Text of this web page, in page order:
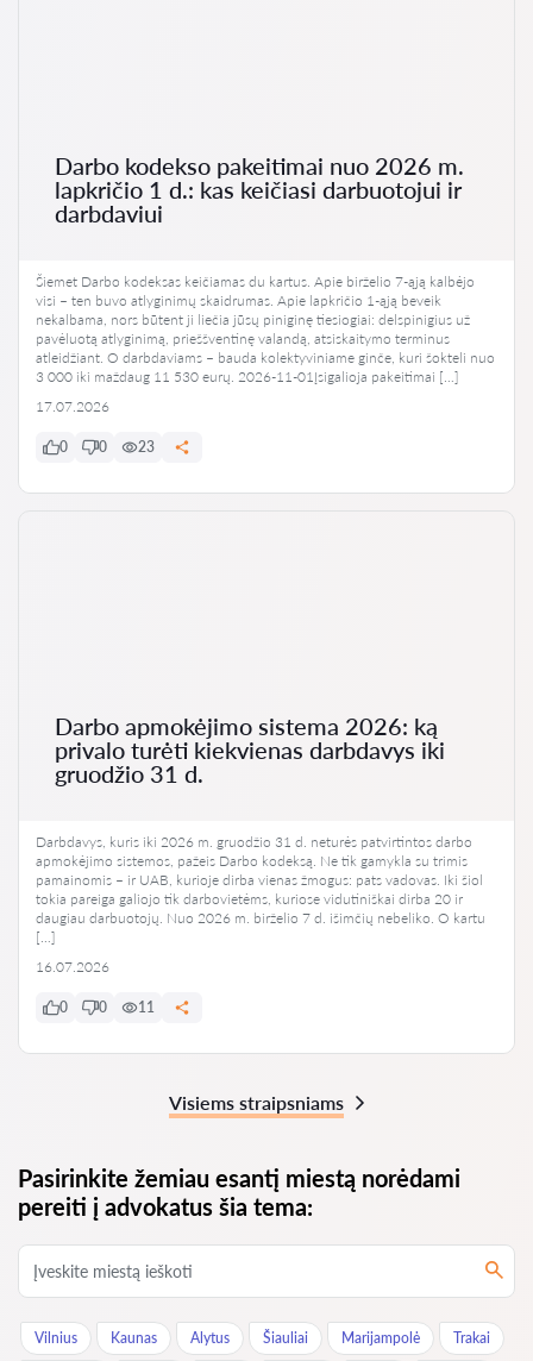
Darbo kodekso pakeitimai nuo 2026 m.
lapkričio 1 d.: kas keičiasi darbuotojui ir
darbdaviui
Šiemet Darbo kodeksas keičiamas du kartus. Apie birželio 7-ąją kalbėjo
visi – ten buvo atlyginimų skaidrumas. Apie lapkričio 1-ąją beveik
nekalbama, nors būtent ji liečia jūsų piniginę tiesiogiai: delspinigius už
pavėluotą atlyginimą, prieššventinę valandą, atsiskaitymo terminus
atleidžiant. O darbdaviams – bauda kolektyviniame ginče, kuri šokteli nuo
3 000 iki maždaug 11 530 eurų. 2026-11-01Įsigalioja pakeitimai […]
17.07.2026
0 0 23
Darbo apmokėjimo sistema 2026: ką
privalo turėti kiekvienas darbdavys iki
gruodžio 31 d.
Darbdavys, kuris iki 2026 m. gruodžio 31 d. neturės patvirtintos darbo
apmokėjimo sistemos, pažeis Darbo kodeksą. Ne tik gamykla su trimis
pamainomis – ir UAB, kurioje dirba vienas žmogus: pats vadovas. Iki šiol
tokia pareiga galiojo tik darbovietėms, kuriose vidutiniškai dirba 20 ir
daugiau darbuotojų. Nuo 2026 m. birželio 7 d. išimčių nebeliko. O kartu
[…]
16.07.2026
0 0 11
Visiems straipsniams
Pasirinkite žemiau esantį miestą norėdami
pereiti į advokatus šia tema:
Vilnius Kaunas Alytus Šiauliai Marijampolė Trakai